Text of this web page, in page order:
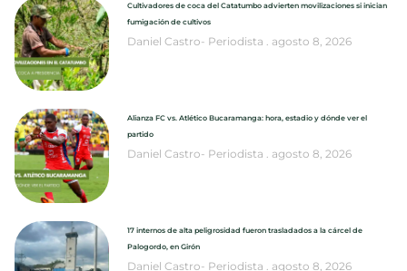
Cultivadores de coca del Catatumbo advierten movilizaciones si inician
fumigación de cultivos
Daniel Castro- Periodista agosto 8, 2026
Alianza FC vs. Atlético Bucaramanga: hora, estadio y dónde ver el
partido
Daniel Castro- Periodista agosto 8, 2026
17 internos de alta peligrosidad fueron trasladados a la cárcel de
Palogordo, en Girón
Daniel Castro- Periodista agosto 8, 2026